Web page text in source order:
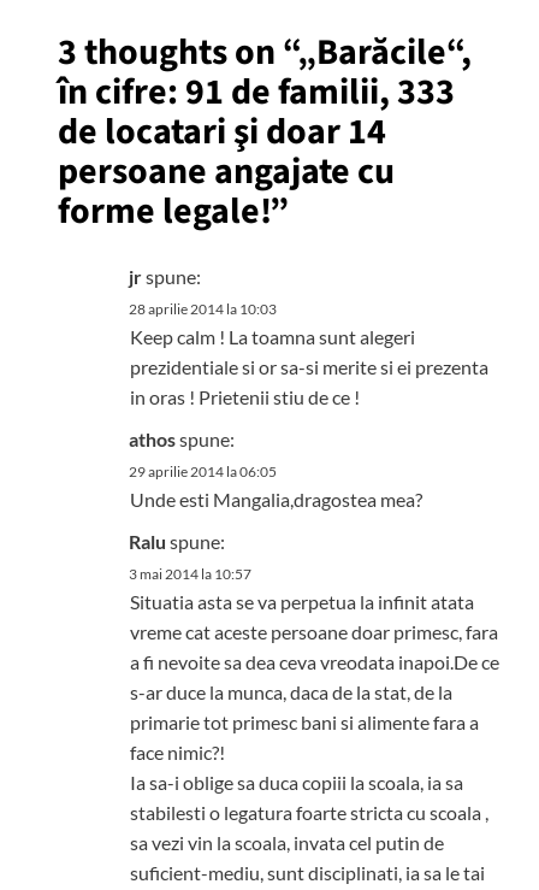
3 thoughts on “„Barăcile“,
în cifre: 91 de familii, 333
de locatari şi doar 14
persoane angajate cu
forme legale!”
jrspune:
28 aprilie 2014 la 10:03
Keep calm ! La toamna sunt alegeri
prezidentiale si or sa-si merite si ei prezenta
in oras ! Prietenii stiu de ce !
athosspune:
29 aprilie 2014 la 06:05
Unde esti Mangalia,dragostea mea?
Ralu spune:
3 mai 2014 la 10:57
Situatia asta se va perpetua la infinit atata
vreme cat aceste persoane doar primesc, fara
a fi nevoite sa dea ceva vreodata inapoi.De ce
s-ar duce la munca, daca de la stat, de la
primarie tot primesc bani si alimente fara a
face nimic?!
Ia sa-i oblige sa duca copiii la scoala, ia sa
stabilesti o legatura foarte stricta cu scoala ,
sa vezi vin la scoala, invata cel putin de
suficient-mediu, sunt disciplinati, ia sa le tai